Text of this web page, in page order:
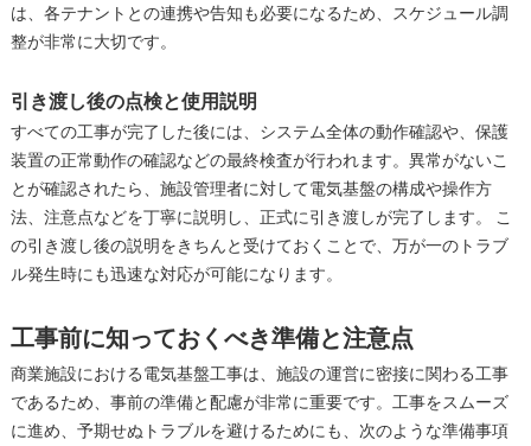
は、各テナントとの連携や告知も必要になるため、スケジュール調
整が非常に大切です。
引き渡し後の点検と使用説明
すべての工事が完了した後には、システム全体の動作確認や、保護
装置の正常動作の確認などの最終検査が行われます。異常がないこ
とが確認されたら、施設管理者に対して電気基盤の構成や操作方
法、注意点などを丁寧に説明し、正式に引き渡しが完了します。 こ
の引き渡し後の説明をきちんと受けておくことで、万が一のトラブ
ル発生時にも迅速な対応が可能になります。
工事前に知っておくべき準備と注意点
商業施設における電気基盤工事は、施設の運営に密接に関わる工事
であるため、事前の準備と配慮が非常に重要です。工事をスムーズ
に進め、予期せぬトラブルを避けるためにも、次のような準備事項